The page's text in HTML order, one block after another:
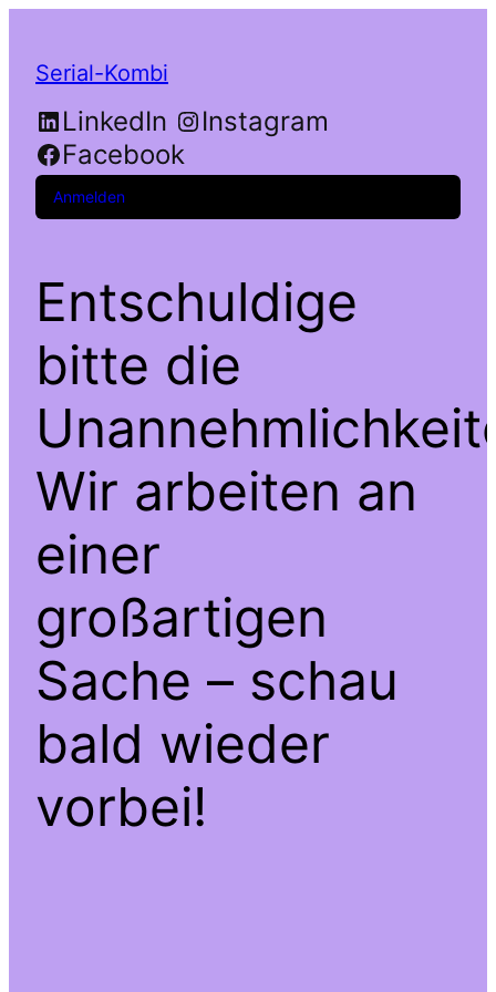
Serial-Kombi
LinkedIn
Instagram
Facebook
Anmelden
Entschuldige
bitte die
Wir arbeiten an
einer
großartigen
Sache – schau
bald wieder
vorbei!